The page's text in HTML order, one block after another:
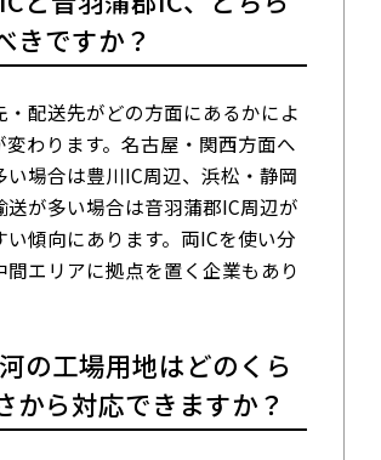
きですか？
・配送先がどの方面にあるかによ
変わります。名古屋・関西方面へ
い場合は豊川IC周辺、浜松・静岡
送が多い場合は音羽蒲郡IC周辺が
い傾向にあります。両ICを使い分
間エリアに拠点を置く企業もあり
の工場用地はどのくら
から対応できますか？